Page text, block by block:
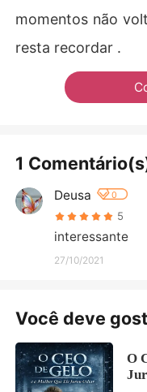
momentos não
resta recordar .
1
Deusa 0
5
interessante
27/10/2021
Você deve
O